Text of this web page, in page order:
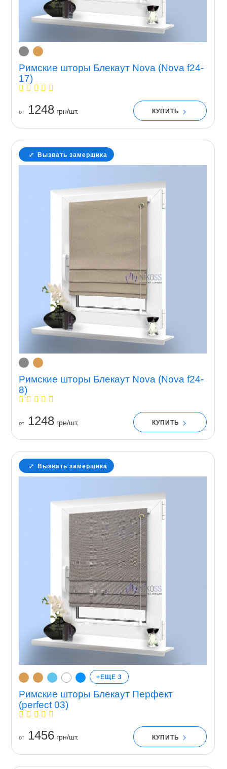
Римские шторы Блекаут Nova (Nova f24-
17)
от1248грн/шт. КУПИТЬ
Вызвать замерщика
Римские шторы Блекаут Nova (Nova f24-
8)
от1248грн/шт. КУПИТЬ
Вызвать замерщика
+ЕЩЕ 3
Римские шторы Блекаут Перфект
(perfect 03)
от1456грн/шт. КУПИТЬ